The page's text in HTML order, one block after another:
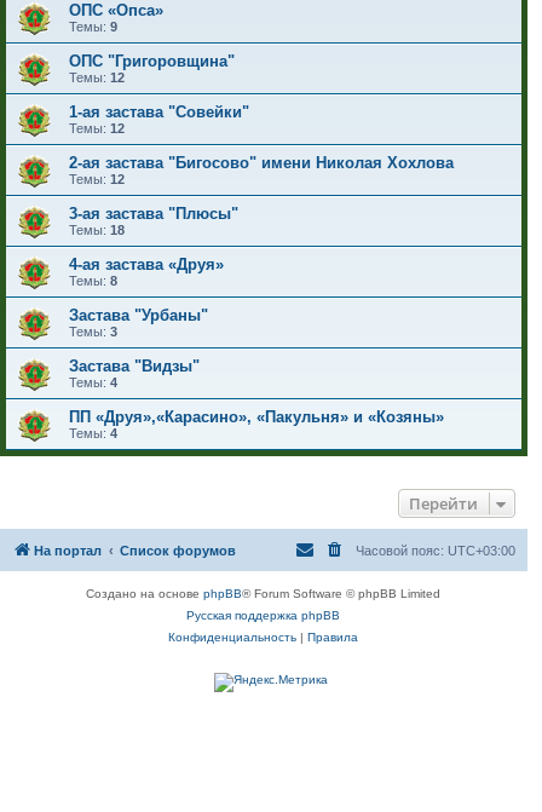
ОПС «Опса»
Темы: 9
ОПС "Григоровщина"
Темы: 12
1-ая застава "Совейки"
Темы: 12
2-ая застава "Бигосово" имени Николая Хохлова
Темы: 12
3-ая застава "Плюсы"
Темы: 18
4-ая застава «Друя»
Темы: 8
Застава "Урбаны"
Темы: 3
Застава "Видзы"
Темы: 4
ПП «Друя»,«Карасино», «Пакульня» и «Козяны»
Темы: 4
Перейти
На портал Список форумов Часовой пояс: UTC+03:00
Создано на основеphpBB® Forum Software © phpBB Limited
Русская поддержка phpBB
Конфиденциальность
Правила